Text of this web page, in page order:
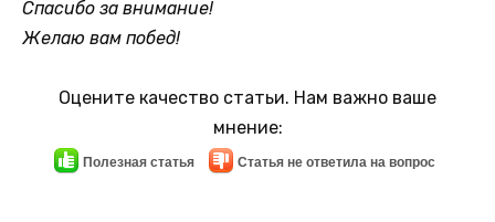
Спасибо за внимание!
Желаю вам побед!
Оцените качество статьи. Нам важно ваше
мнение:
Полезная статья Статья не ответила на вопрос